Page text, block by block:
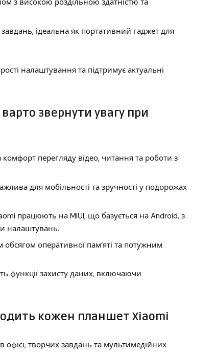
ідеальна як портативний гаджет для
налаштування та підтримує актуальні
звернути увагу при
перегляду відео, читання та роботи з
для мобільності та зручності у подорожах
працюють на MIUI, що базується на Android, з
налаштувань.
оперативної пам’яті та потужним
функції захисту даних, включаючи
кожен планшет Xiaomi
творчих завдань та мультимедійних